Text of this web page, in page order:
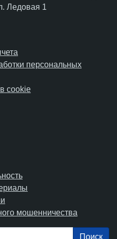
Ледовая 1
персональных
cookie
мошенничества